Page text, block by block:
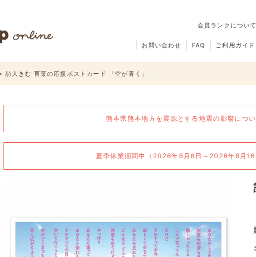
会員ランクについて
ご利用ガイド
FAQ
お問い合わせ
詩人きむ 言葉の応援ポストカード 「空が青く」
熊本県熊本地方を震源とする地震の影響につ
夏季休業期間中（2026年8月8日～2026年8月16